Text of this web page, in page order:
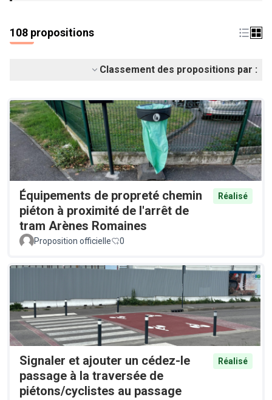
108 propositions
Classement des propositions par :
Équipements de propreté chemin
piéton à proximité de l'arrêt de
tram Arènes Romaines
Réalisé
Proposition officielle 0
Signaler et ajouter un cédez-le
passage à la traversée de
piétons/cyclistes au passage
Réalisé